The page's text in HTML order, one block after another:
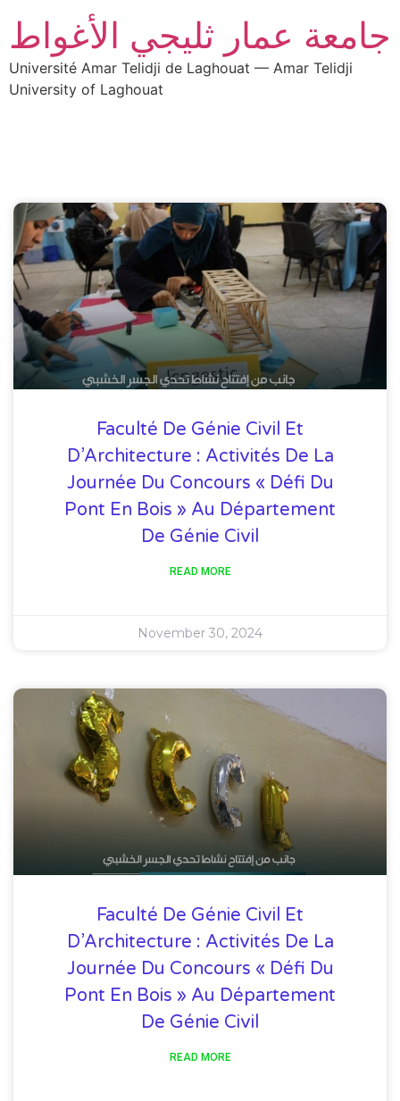
جامعة عمار ثليجي الأغواط
Université Amar Telidji de Laghouat — Amar Telidji
University of Laghouat
Faculté De Génie Civil Et
D’Architecture : Activités De La
Journée Du Concours « Défi Du
Pont En Bois » Au Département
De Génie Civil
READ MORE
November 30, 2024
Faculté De Génie Civil Et
D’Architecture : Activités De La
Journée Du Concours « Défi Du
Pont En Bois » Au Département
De Génie Civil
READ MORE